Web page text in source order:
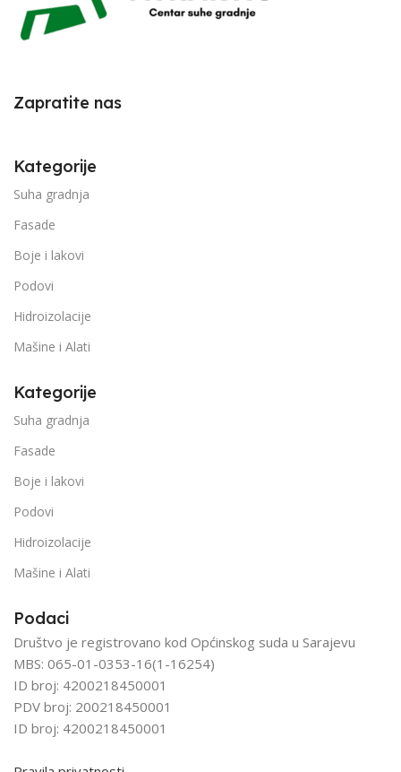
Zapratite nas
Kategorije
Suha gradnja
Fasade
Boje i lakovi
Podovi
Hidroizolacije
Mašine i Alati
Kategorije
Suha gradnja
Fasade
Boje i lakovi
Podovi
Hidroizolacije
Mašine i Alati
Podaci
Društvo je registrovano kod Općinskog suda u Sarajevu
MBS: 065-01-0353-16(1-16254)
ID broj: 4200218450001
PDV broj: 200218450001
ID broj: 4200218450001